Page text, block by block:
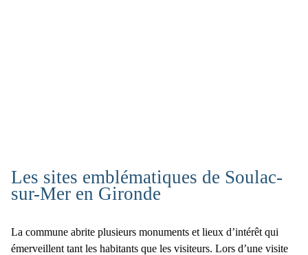
Les sites emblématiques de Soulac-
sur-Mer en Gironde
La commune abrite plusieurs monuments et lieux d’intérêt qui
émerveillent tant les habitants que les visiteurs. Lors d’une visite